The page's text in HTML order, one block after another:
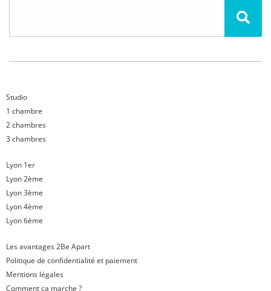
Studio
1 chambre
2 chambres
3 chambres
Lyon 1er
Lyon 2ème
Lyon 3ème
Lyon 4ème
Lyon 6ème
Les avantages 2Be Apart
Politique de confidentialité et paiement
Mentions légales
Comment ça marche ?